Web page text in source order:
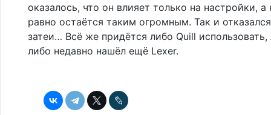
оказалось, что он влияет только на настройки, а
равно остаётся таким огромным. Так и
затеи… Всё же придётся либо Quill использовать,
либо недавно нашёл ещё Lexer.